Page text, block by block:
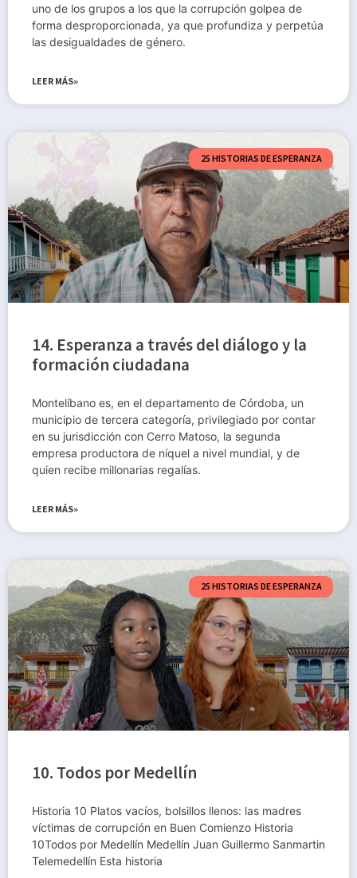
uno de los grupos a los que la corrupción golpea de
forma desproporcionada, ya que profundiza y perpetúa
las desigualdades de género.
LEER MÁS»
25 HISTORIAS DE ESPERANZA
14. Esperanza a través del diálogo y la
formación ciudadana
Montelíbano es, en el departamento de Córdoba, un
municipio de tercera categoría, privilegiado por contar
en su jurisdicción con Cerro Matoso, la segunda
empresa productora de níquel a nivel mundial, y de
quien recibe millonarias regalías.
LEER MÁS»
25 HISTORIAS DE ESPERANZA
10. Todos por Medellín
Historia 10 Platos vacíos, bolsillos llenos: las madres
víctimas de corrupción en Buen Comienzo Historia
10Todos por Medellín Medellín Juan Guillermo Sanmartin
Telemedellín Esta historia